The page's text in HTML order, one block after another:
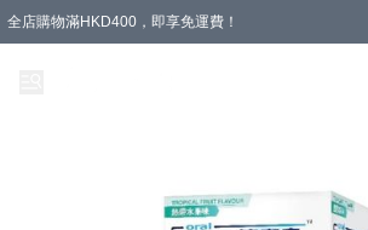
全店購物滿HKD400，即享免運費！